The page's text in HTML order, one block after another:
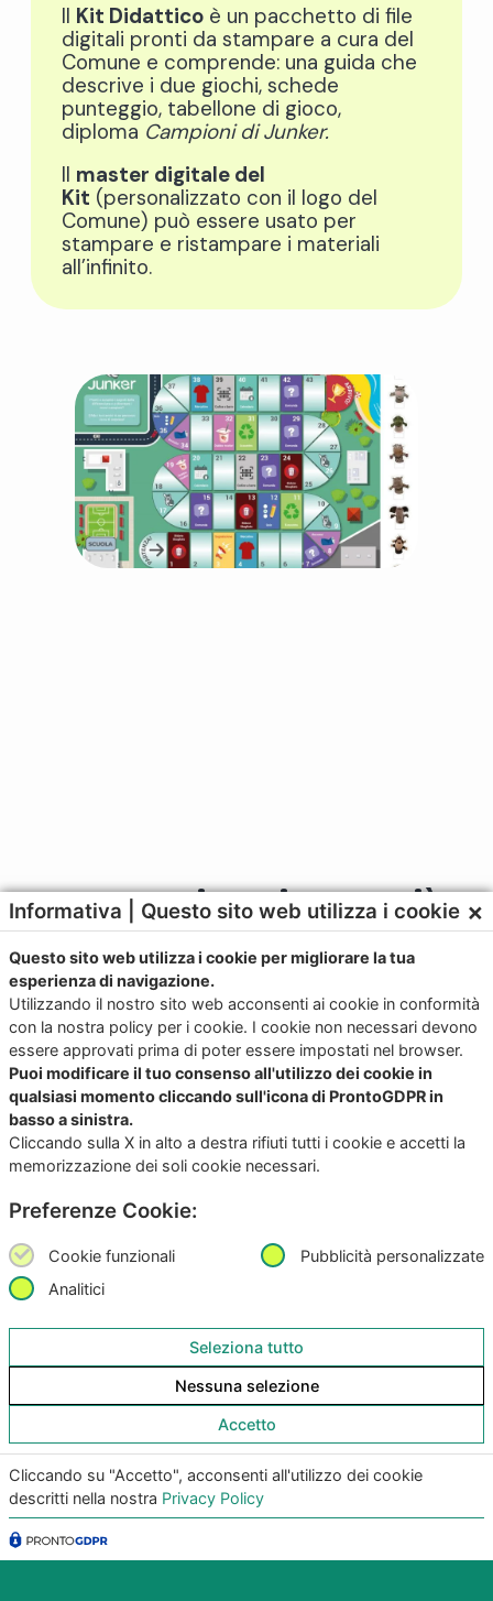
Il Kit Didattico è un pacchetto di file
digitali pronti da stampare a cura del
Comune e comprende: una guida che
descrive i due giochi, schede
punteggio, tabellone di gioco,
diploma Campioni di Junker.
Il master digitale del
Kit (personalizzato con il logo del
Comune) può essere usato per
stampare e ristampare i materiali
all’infinito.
Contattaci per ricevere più
informazioni
+39 328 331 5647
sales@junkerapp.it
Scarica subito l’App per IOS e Android
Provala, è Gratis!
Copyright©2026Giunko srl | All Rights Reserved |
Powered byGiunko srl
Via di Corticella 205/N, 40128 Bologna – PI
Informativa | Questo sito web utilizza i cookie ×
Questo sito web utilizza i cookie per migliorare la tua
esperienza di navigazione.
Utilizzando il nostro sito web acconsenti ai cookie in conformità
con la nostra policy per i cookie. I cookie non necessari devono
essere approvati prima di poter essere impostati nel browser.
Puoi modificare il tuo consenso all'utilizzo dei cookie in
qualsiasi momento cliccando sull'icona di ProntoGDPR in
basso a sinistra.
Cliccando sulla X in alto a destra rifiuti tutti i cookie e accetti la
memorizzazione dei soli cookie necessari.
Preferenze Cookie:
Cookie funzionali
Pubblicità personalizzate
Analitici
Seleziona tutto
Nessuna selezione
Accetto
Cliccando su "Accetto", acconsenti all'utilizzo dei cookie
descritti nella nostra Privacy Policy